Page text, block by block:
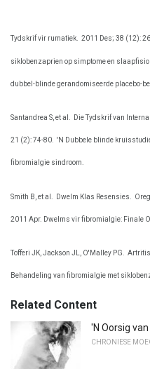
Tydskrif vir rumatiek. 2011 Des; 38 (12):
siklobenzaprien op simptome en
dubbel-blinde gerandomiseerde placebo-
Santandrea S, et al. Die Tydskrif van
21 (2): 74-80. 'N Dubbele blinde
fibromialgie sindroom.
Smith B, et al. Dwelm Klas Resensies.
2011 Apr. Dwelms vir fibromialgie: Finale
Tofferi JK, Jackson JL, O'Malley PG. Artritis
Behandeling van fibromialgie met
Related Content
'N Oorsig
CHRONIESE